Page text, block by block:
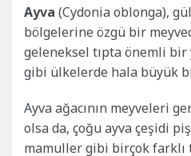
Ayva (Cydonia oblonga),
bölgelerine özgü bir
geleneksel tıpta önemli bir
gibi ülkelerde hala büyük
Ayva ağacının meyveleri
olsa da, çoğu ayva çeşidi
mamuller gibi birçok